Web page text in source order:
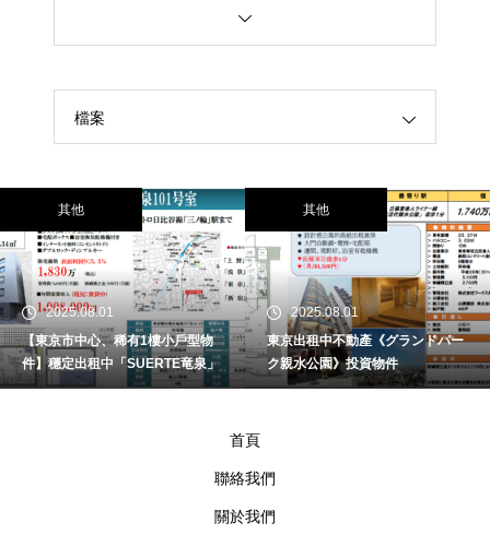
檔案
其他
2025.08.01
【東京市中心、稀有1樓小戶型物
件】穩定出租中「SUERTE竜泉」
其他
2025.08.01
東京出租中不動產《グランドパー
ク親水公園》投資物件
首頁
聯絡我們
關於我們